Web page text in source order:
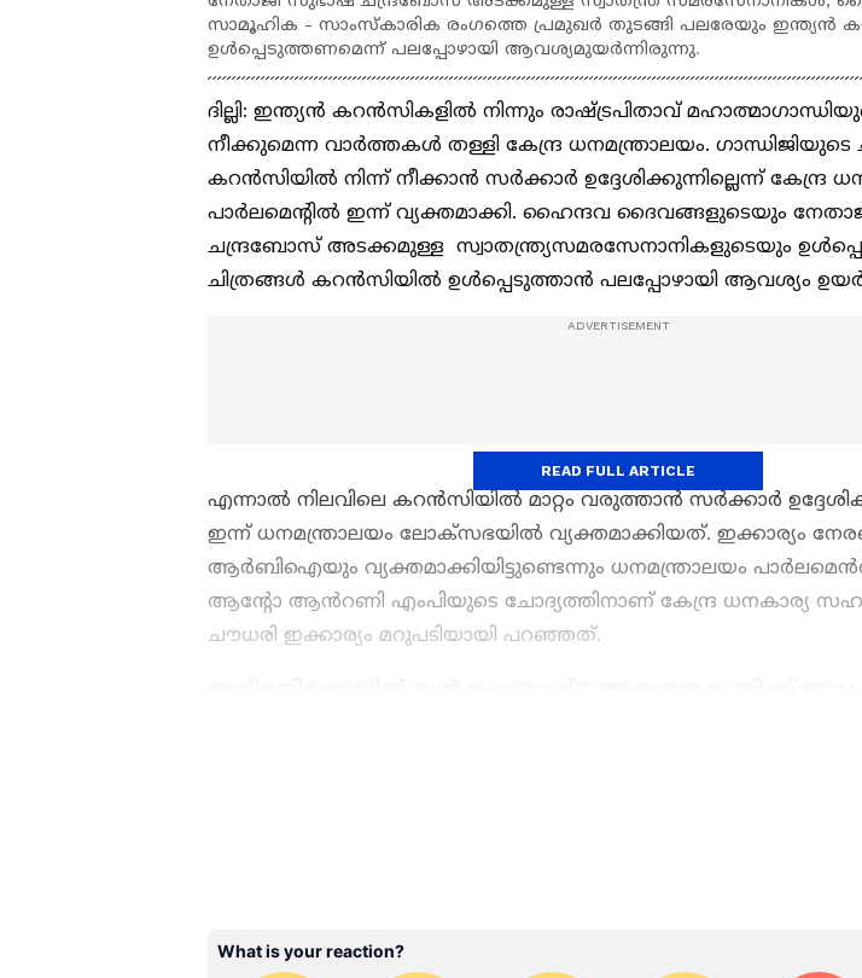
സാമൂഹിക - സാംസ്കാരിക രംഗത്തെ പ്രമുഖർ തുടങ്ങി പലരേയും ഇന്ത്യൻ
ഉൾപ്പെടുത്തണമെന്ന് പലപ്പോഴായി ആവശ്യമുയർന്നിരുന്നു.
ദില്ലി: ഇന്ത്യൻ കറൻസികളിൽ നിന്നും രാഷ്ട്രപിതാവ്
നീക്കുമെന്ന വാർത്തകൾ തള്ളി കേന്ദ്ര ധനമന്ത്രാലയം. ഗാന്ധിജിയുടെ
കറൻസിയിൽ നിന്ന് നീക്കാൻ സർക്കാർ ഉദ്ദേശിക്കുന്നില്ലെന്ന് കേന്ദ്ര
പാർലമെൻ്റിൽ ഇന്ന് വ്യക്തമാക്കി. ഹൈന്ദവ ദൈവങ്ങളുടെയും
ചന്ദ്രബോസ് അടക്കമുള്ള സ്വാതന്ത്ര്യസമരസേനാനികളുടെയും
ചിത്രങ്ങൾ കറൻസിയിൽ ഉൾപ്പെടുത്താൻ പലപ്പോഴായി ആവശ്യം
എന്നാൽ നിലവിലെ കറൻസിയിൽ മാറ്റം വരുത്താൻ സർക്കാർ
ഇന്ന് ധനമന്ത്രാലയം ലോക്സഭയിൽ വ്യക്തമാക്കിയത്. ഇക്കാര്യം
ആർബിഐയും വ്യക്തമാക്കിയിട്ടുണ്ടെന്നും ധനമന്ത്രാലയം
ആൻ്റോ ആൻറണി എംപിയുടെ ചോദ്യത്തിനാണ് കേന്ദ്ര ധനകാര്യ
ചൗധരി ഇക്കാര്യം മറുപടിയായി പറഞ്ഞത്.
READ FULL ARTICLE
ABOUT THE AUTHOR